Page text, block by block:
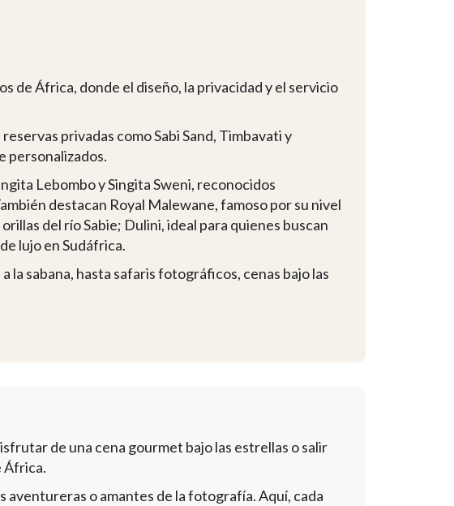
de África, donde el diseño, la privacidad y el servicio
privadas como Sabi Sand, Timbavati y
personalizados.
Lebombo y Singita Sweni, reconocidos
destacan Royal Malewane, famoso por su nivel
del río Sabie; Dulini, ideal para quienes buscan
lujo en Sudáfrica.
la sabana, hasta safaris fotográficos, cenas bajo las
de una cena gourmet bajo las estrellas o salir
África.
aventureras o amantes de la fotografía. Aquí, cada